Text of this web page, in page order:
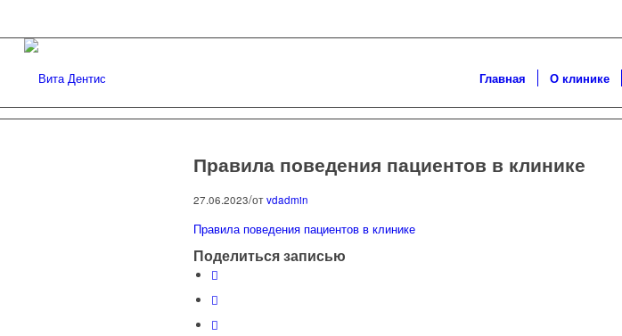
Главная О клинике
Правила поведения пациентов в клинике
27.06.2023/отvdadmin
Правила поведения пациентов в клинике
Поделиться записью